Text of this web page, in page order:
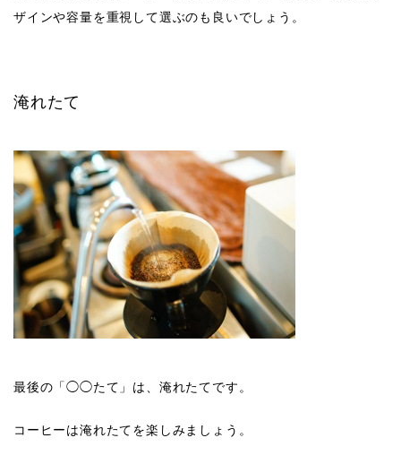
ザインや容量を重視して選ぶのも良いでしょう。
淹れたて
最後の「◯◯たて」は、淹れたてです。
コーヒーは淹れたてを楽しみましょう。